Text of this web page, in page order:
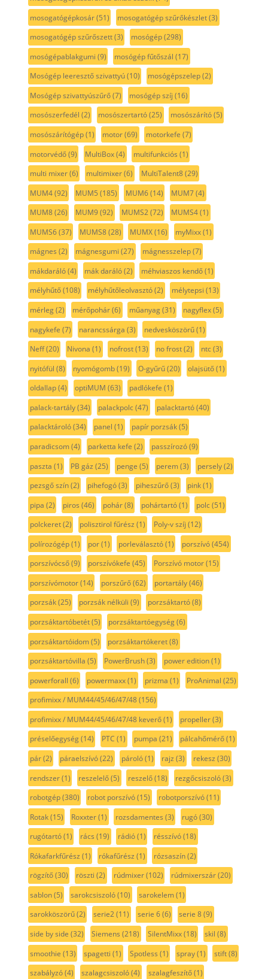
mosogatógépkosár(51) mosogatógép szűrőkészlet(3)
mosogatógép szűrőszett(3) mosógép(298)
mosógépablakgumi (9) mosógép fűtőszál (17)
Mosógép leeresztő szivattyú(10) mosógépszelep(2)
Mosógép szivattyúszűrő(7) mosógép szíj (16)
mosószerfedél (2) mosószertartó(25) mosószárító(5)
mosószárítógép(1) motor(69) motorkefe (7)
motorvédő(9) MultiBox(4) multifunkciós (1)
multi mixer(6) multimixer(6) MultiTalent8(29)
MUM4(92) MUM5 (185) MUM6(14) MUM7(4)
MUM8(26) MUM9(92) MUMS2(72) MUMS4(1)
MUMS6(37) MUMS8(28) MUMX(16) myMixx(1)
mágnes (2) mágnesgumi (27) mágnesszelep(7)
mákdaráló(4) mák daráló(2) méhviaszos kendő(1)
mélyhűtő(108) mélyhűtőleolvasztó(2) mélytepsi (13)
mérleg(2) mérőpohár(6) műanyag(31) nagyflex(5)
nagykefe (7) narancssárga (3) nedvesköszörű(1)
Neff(20) Nivona (1) nofrost(13) no frost(2) ntc(3)
nyitófül (8) nyomógomb(19) O-gyűrű(20) olajsütő(1)
oldallap(4) optiMUM (63) padlókefe (1)
palack-tartály(34) palackpolc(47) palacktartó(40)
palacktároló(34) panel (1) papír porzsák(5)
paradicsom(4) parketta kefe (2) passzírozó(9)
paszta (1) PB gáz (25) penge (5) perem(3) persely(2)
pezsgő szín(2) pihefogó(3) piheszűrő(3) pink(1)
pipa (2) piros (46) pohár(8) pohártartó(1) polc(51)
polckeret(2) polisztirol fűrész (1) Poly-v szíj (12)
polírozógép(1) por(1) porleválasztó(1) porszívó(454)
porszívócső(9) porszívókefe (45) Porszívó motor(15)
porszívómotor(14) porszűrő(62) portartály(46)
porzsák(25) porzsák nélküli (9) porzsáktartó(8)
porzsáktartóbetét(5) porzsáktartóegység(6)
porzsáktartóidom(5) porzsáktartókeret(8)
porzsáktartóvilla (5) PowerBrush(3) power edition(1)
powerforall (6) powermaxx(1) prizma (1) ProAnimal (25)
profimixx / MUM44/45/46/47/48(156)
profimixx / MUM44/45/46/47/48 keverő(1) propeller(3)
préselőegység(14) PTC (1) pumpa (21) pálcahőmérő(1)
pár(2) páraelszívó(22) pároló(1) rajz (3) rekesz (30)
rendszer(1) reszelelő(5) reszelő(18) rezgőcsiszoló(3)
robotgép(380) robot porszívó(15) robotporszívó(11)
Rotak(15) Roxxter(1) rozsdamentes (3) rugó(30)
rugótartó(1) rács (19) rádió(1) résszívó(18)
Rókafarkfűrész (1) rókafűrész (1) rózsaszín(2)
rögzítő(30) röszti (2) rúdmixer(102) rúdmixerszár(20)
sablon(5) sarokcsiszoló(10) sarokelem(1)
sarokköszörű(2) serie2(11) serie 6(6) serie 8(9)
side by side (32) Siemens (218) SilentMixx(18) skil (8)
smoothie (13) spagetti (1) Spotless (1) spray(1) stift(8)
szabályzó(4) szalagcsiszoló(4) szalagfeszítő(1)